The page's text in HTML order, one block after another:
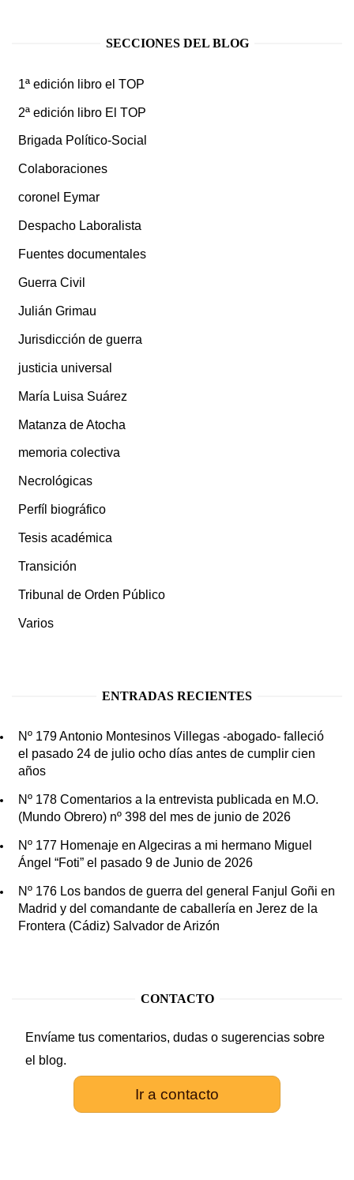
SECCIONES DEL BLOG
1ª edición libro el TOP
2ª edición libro El TOP
Brigada Político-Social
Colaboraciones
coronel Eymar
Despacho Laboralista
Fuentes documentales
Guerra Civil
Julián Grimau
Jurisdicción de guerra
justicia universal
María Luisa Suárez
Matanza de Atocha
memoria colectiva
Necrológicas
Perfíl biográfico
Tesis académica
Transición
Tribunal de Orden Público
Varios
ENTRADAS RECIENTES
Nº 179 Antonio Montesinos Villegas -abogado- falleció
el pasado 24 de julio ocho días antes de cumplir cien
años
Nº 178 Comentarios a la entrevista publicada en M.O.
(Mundo Obrero) nº 398 del mes de junio de 2026
Nº 177 Homenaje en Algeciras a mi hermano Miguel
Ángel “Foti” el pasado 9 de Junio de 2026
Nº 176 Los bandos de guerra del general Fanjul Goñi en
Madrid y del comandante de caballería en Jerez de la
Frontera (Cádiz) Salvador de Arizón
CONTACTO
Envíame tus comentarios, dudas o sugerencias sobre
el blog.
Ir a contacto